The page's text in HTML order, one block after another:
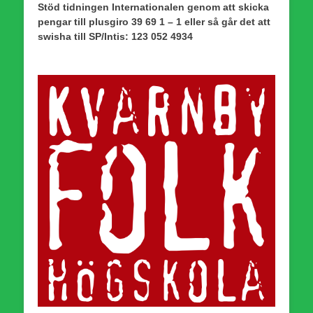
Stöd tidningen Internationalen genom att skicka
pengar till plusgiro 39 69 1 – 1 eller så går det att
swisha till SP/Intis: 123 052 4934